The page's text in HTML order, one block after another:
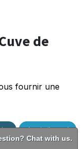
de
spécialement
en AdBlue® en
offre une
fournir une
Je suis d'accord
Chat with us.